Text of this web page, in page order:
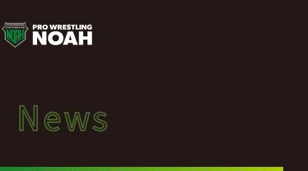
ニ
ュ
ー
ス
News
ニュース
News